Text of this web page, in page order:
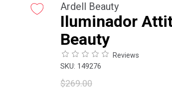
Ardell Beauty
Iluminador
Beauty
Reviews
: 149276
$269.00